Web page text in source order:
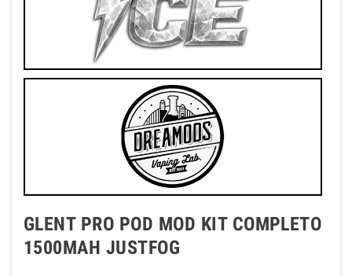
GLENT PRO POD MOD KIT COMPLETO
1500MAH JUSTFOG